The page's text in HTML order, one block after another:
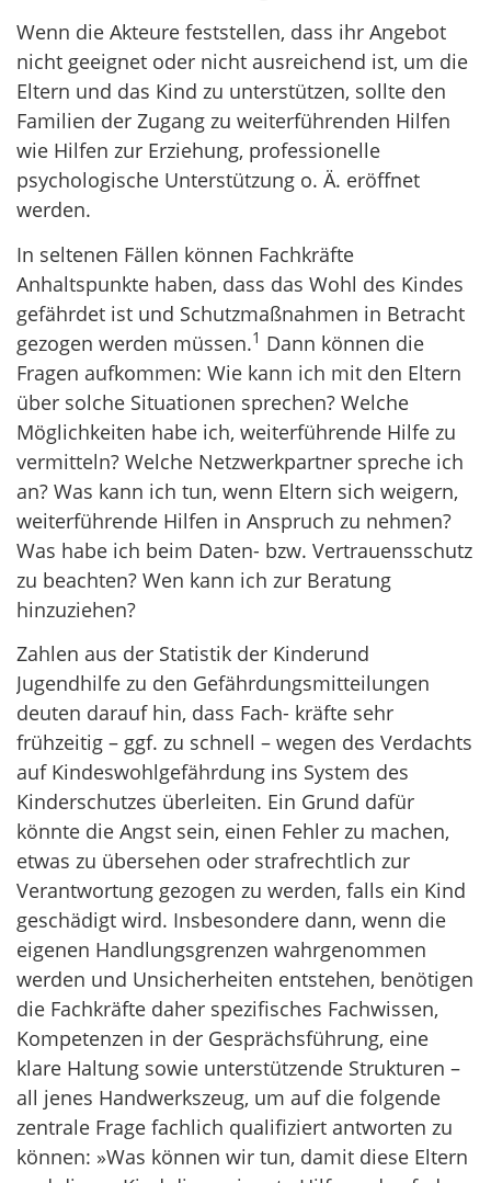
Wenn die Akteure feststellen, dass ihr Angebot
nicht geeignet oder nicht ausreichend ist, um die
Eltern und das Kind zu unterstützen, sollte den
Familien der Zugang zu weiterführenden Hilfen
wie Hilfen zur Erziehung, professionelle
psychologische Unterstützung o. Ä. eröffnet
werden.
In seltenen Fällen können Fachkräfte
Anhaltspunkte haben, dass das Wohl des Kindes
gefährdet ist und Schutzmaßnahmen in Betracht
gezogen werden müssen.1 Dann können die
Fragen aufkommen: Wie kann ich mit den Eltern
über solche Situationen sprechen? Welche
Möglichkeiten habe ich, weiterführende Hilfe zu
vermitteln? Welche Netzwerkpartner spreche ich
an? Was kann ich tun, wenn Eltern sich weigern,
weiterführende Hilfen in Anspruch zu nehmen?
Was habe ich beim Daten- bzw. Vertrauensschutz
zu beachten? Wen kann ich zur Beratung
hinzuziehen?
Zahlen aus der Statistik der Kinderund
Jugendhilfe zu den Gefährdungsmitteilungen
deuten darauf hin, dass Fach- kräfte sehr
frühzeitig – ggf. zu schnell – wegen des Verdachts
auf Kindeswohlgefährdung ins System des
Kinderschutzes überleiten. Ein Grund dafür
könnte die Angst sein, einen Fehler zu machen,
etwas zu übersehen oder strafrechtlich zur
Verantwortung gezogen zu werden, falls ein Kind
geschädigt wird. Insbesondere dann, wenn die
eigenen Handlungsgrenzen wahrgenommen
werden und Unsicherheiten entstehen, benötigen
die Fachkräfte daher spezifisches Fachwissen,
Kompetenzen in der Gesprächsführung, eine
klare Haltung sowie unterstützende Strukturen –
all jenes Handwerkszeug, um auf die folgende
zentrale Frage fachlich qualifiziert antworten zu
können: »Was können wir tun, damit diese Eltern